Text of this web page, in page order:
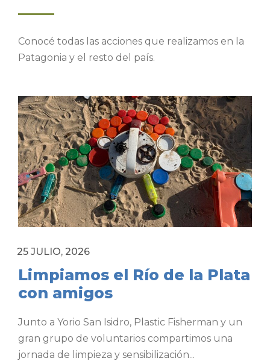
Conocé todas las acciones que realizamos en la
Patagonia y el resto del país.
25 JULIO, 2026
Limpiamos el Río de la Plata
con amigos
Junto a Yorio San Isidro, Plastic Fisherman y un
gran grupo de voluntarios compartimos una
jornada de limpieza y sensibilización...